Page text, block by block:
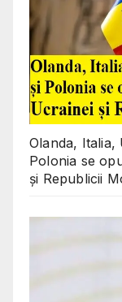
Olanda, Italia,
Polonia se
și Republicii